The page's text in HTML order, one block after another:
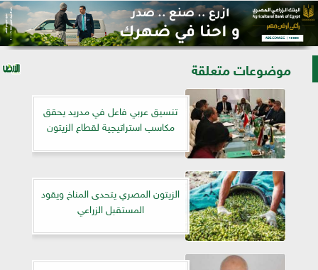
موضوعات متعلقة
تنسيق عربي فاعل في مدريد يحقق
مكاسب استراتيجية لقطاع الزيتون
الزيتون المصري يتحدى المناخ ويقود
المستقبل الزراعي